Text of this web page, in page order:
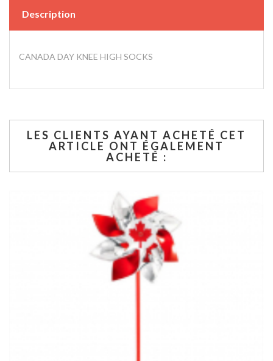
Description
CANADA DAY KNEE HIGH SOCKS
LES CLIENTS AYANT ACHETÉ CET
ARTICLE ONT ÉGALEMENT
ACHETÉ :